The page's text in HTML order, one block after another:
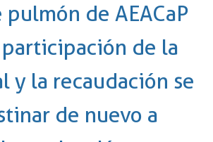
pulmón de AEACaP
de la
y la recaudación se
de nuevo a